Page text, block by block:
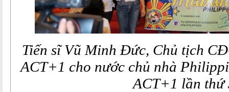
Tiến sĩ Vũ Minh Đức, Chủ tịch
ACT+1 cho nước chủ nhà
ACT+1 lần thứ